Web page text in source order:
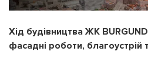
Хід будівництва ЖК
фасадні роботи, благоустрій